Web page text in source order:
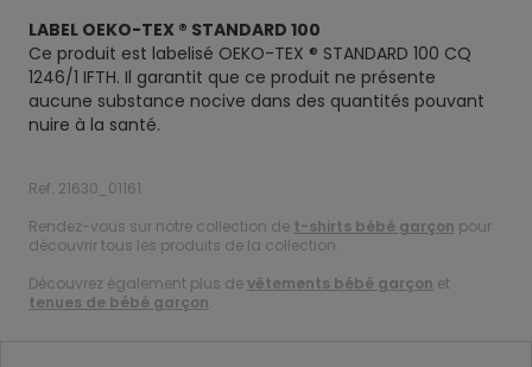
LABEL OEKO-TEX ® STANDARD 100
Ce produit est labelisé OEKO-TEX ® STANDARD 100 CQ
1246/1 IFTH. Il garantit que ce produit ne présente
aucune substance nocive dans des quantités pouvant
nuire à la santé.
Ref. 21630_01161
Rendez-vous sur notre collection de t-shirts bébé garçon pour
découvrir tous les produits de la collection.
Découvrez également plus devêtements bébé garçon et
tenues de bébé garçon.